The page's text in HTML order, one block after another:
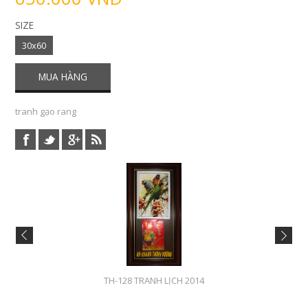
SIZE
30x60
tranh gạo rang
TH-128 TRANH LỊCH 2014